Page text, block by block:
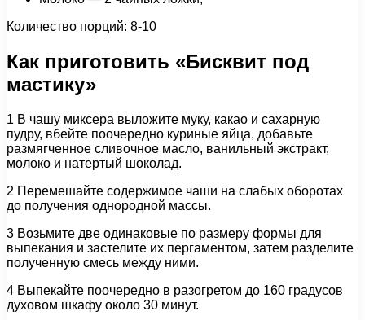
Количество порций: 8-10
Как приготовить «Бисквит под
мастику»
1 В чашу миксера выложите муку, какао и сахарную
пудру, вбейте поочередно куриные яйца, добавьте
размягченное сливочное масло, ванильный экстракт,
молоко и натертый шоколад.
2 Перемешайте содержимое чаши на слабых оборотах
до получения однородной массы.
3 Возьмите две одинаковые по размеру формы для
выпекания и застелите их пергаментом, затем разделите
полученную смесь между ними.
4 Выпекайте поочередно в разогретом до 160 градусов
духовом шкафу около 30 минут.